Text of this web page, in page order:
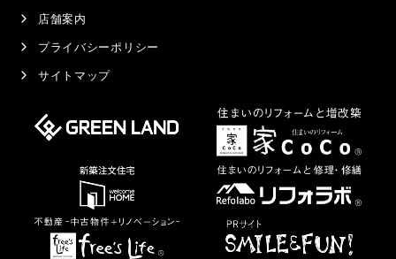
店舗案内
プライバシーポリシー
サイトマップ